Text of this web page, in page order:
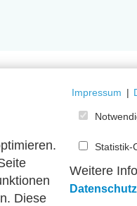
Diese
Impressum |
Statistik-
Weitere